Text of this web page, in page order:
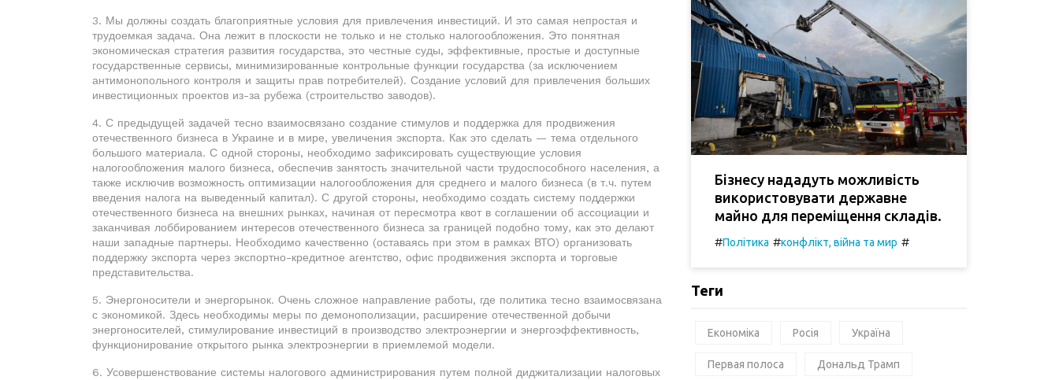
3. Мы должны создать благоприятные условия для привлечения инвестиций. И это самая непростая и
трудоемкая задача. Она лежит в плоскости не только и не столько налогообложения. Это понятная
экономическая стратегия развития государства, это честные суды, эффективные, простые и доступные
государственные сервисы, минимизированные контрольные функции государства (за исключением
антимонопольного контроля и защиты прав потребителей). Создание условий для привлечения больших
инвестиционных проектов из-за рубежа (строительство заводов).
4. С предыдущей задачей тесно взаимосвязано создание стимулов и поддержка для продвижения
отечественного бизнеса в Украине и в мире, увеличения экспорта. Как это сделать — тема отдельного
большого материала. С одной стороны, необходимо зафиксировать существующие условия
налогообложения малого бизнеса, обеспечив занятость значительной части трудоспособного населения, а
также исключив возможность оптимизации налогообложения для среднего и малого бизнеса (в т.ч. путем
введения налога на выведенный капитал). С другой стороны, необходимо создать систему поддержки
отечественного бизнеса на внешних рынках, начиная от пересмотра квот в соглашении об ассоциации и
заканчивая лоббированием интересов отечественного бизнеса за границей подобно тому, как это делают
наши западные партнеры. Необходимо качественно (оставаясь при этом в рамках ВТО) организовать
поддержку экспорта через экспортно-кредитное агентство, офис продвижения экспорта и торговые
представительства.
5. Энергоносители и энергорынок. Очень сложное направление работы, где политика тесно взаимосвязана
с экономикой. Здесь необходимы меры по демонополизации, расширение отечественной добычи
энергоносителей, стимулирование инвестиций в производство электроэнергии и энергоэффективность,
функционирование открытого рынка электроэнергии в приемлемой модели.
6. Усовершенствование системы налогового администрирования путем полной диджитализации налоговых
Бізнесу нададуть можливість
використовувати державне
майно для переміщення складів.
#Політика #конфлікт, війна та мир #
Теги
Економіка Росія Україна
Первая полоса Дональд Трамп